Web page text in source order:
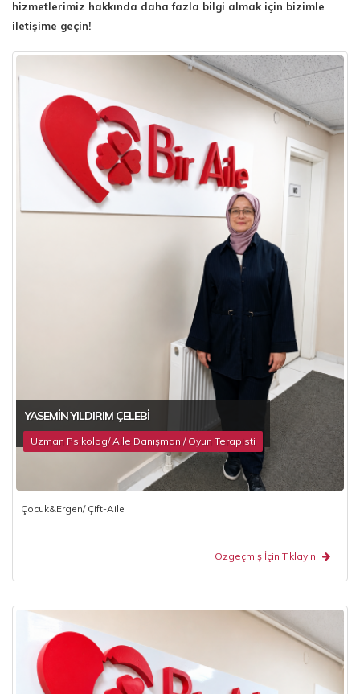
hizmetlerimiz hakkında daha fazla bilgi almak için bizimle
iletişime geçin!
YASEMIN YILDIRIM ÇELEBI
Uzman Psikolog/ Aile Danışmanı/ Oyun Terapisti
Çocuk&Ergen/ Çift-Aile
Özgeçmiş İçin Tıklayın